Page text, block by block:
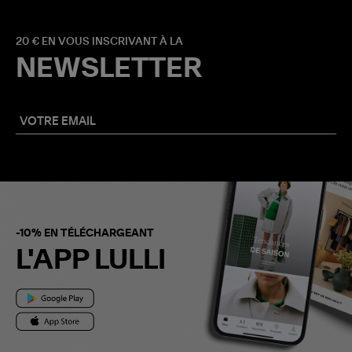
20 € EN VOUS INSCRIVANT À LA
NEWSLETTER
-10% EN TÉLÉCHARGEANT
L'APP LULLI